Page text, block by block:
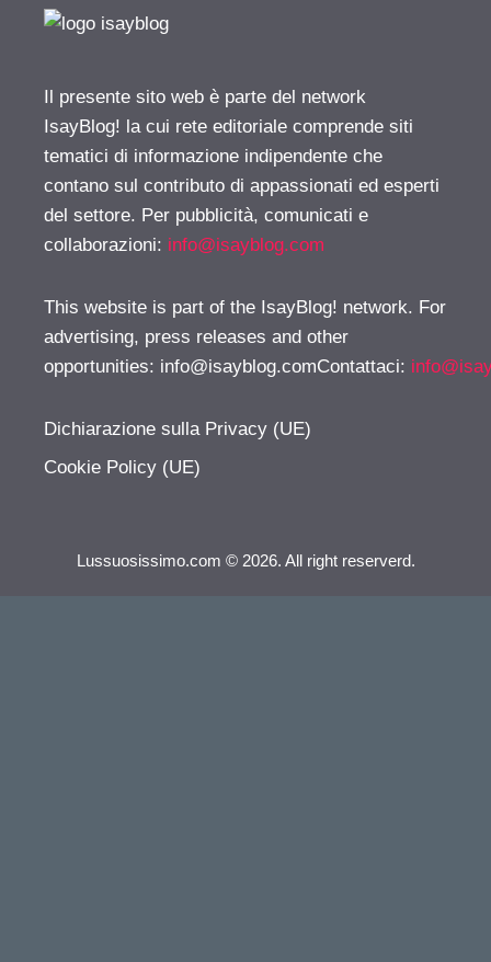
Il presente sito web è parte del network
IsayBlog! la cui rete editoriale comprende siti
tematici di informazione indipendente che
contano sul contributo di appassionati ed esperti
del settore. Per pubblicità, comunicati e
collaborazioni: info@isayblog.com
This website is part of the IsayBlog! network. For
advertising, press releases and other
opportunities: info@isayblog.comContattaci:
Dichiarazione sulla Privacy (UE)
Cookie Policy (UE)
Lussuosissimo.com © 2026. All right reserverd.